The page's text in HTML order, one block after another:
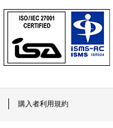
購入者利用規約